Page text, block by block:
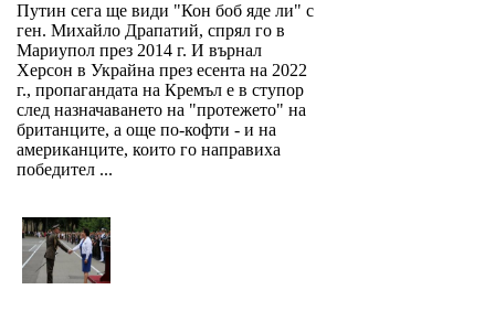
Путин сега ще види "Кон боб яде ли" с
ген. Михайло Драпатий, спрял го в
Мариупол през 2014 г. И върнал
Херсон в Украйна през есента на 2022
г., пропагандата на Кремъл е в ступор
след назначаването на "протежето" на
британците, а още по-кофти - и на
американците, които го направиха
победител ...